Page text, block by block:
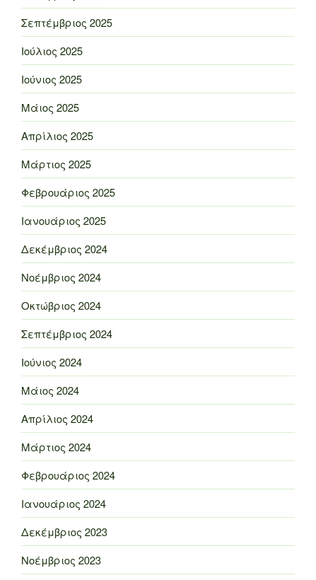
Σεπτέμβριος 2025
Ιούλιος 2025
Ιούνιος 2025
Μάιος 2025
Απρίλιος 2025
Μάρτιος 2025
Φεβρουάριος 2025
Ιανουάριος 2025
Δεκέμβριος 2024
Νοέμβριος 2024
Οκτώβριος 2024
Σεπτέμβριος 2024
Ιούνιος 2024
Μάιος 2024
Απρίλιος 2024
Μάρτιος 2024
Φεβρουάριος 2024
Ιανουάριος 2024
Δεκέμβριος 2023
Νοέμβριος 2023